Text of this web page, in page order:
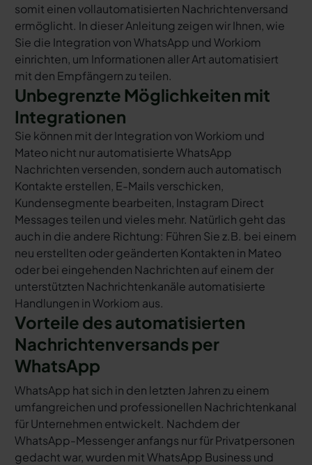
somit einen vollautomatisierten Nachrichtenversand
ermöglicht. In dieser Anleitung zeigen wir Ihnen, wie
Sie die Integration von WhatsApp und Workiom
einrichten, um Informationen aller Art automatisiert
mit den Empfängern zu teilen.
Unbegrenzte Möglichkeiten mit
Integrationen
Sie können mit der Integration von Workiom und
Mateo nicht nur automatisierte WhatsApp
Nachrichten versenden, sondern auch automatisch
Kontakte erstellen, E-Mails verschicken,
Kundensegmente bearbeiten, Instagram Direct
Messages teilen und vieles mehr. Natürlich geht das
auch in die andere Richtung: Führen Sie z.B. bei einem
neu erstellten oder geänderten Kontakten in Mateo
oder bei eingehenden Nachrichten auf einem der
unterstützten Nachrichtenkanäle automatisierte
Handlungen in Workiom aus.
Vorteile des automatisierten
Nachrichtenversands per
WhatsApp
WhatsApp hat sich in den letzten Jahren zu einem
umfangreichen und professionellen Nachrichtenkanal
für Unternehmen entwickelt. Nachdem der
WhatsApp-Messenger anfangs nur für Privatpersonen
gedacht war, wurden mit WhatsApp Business und